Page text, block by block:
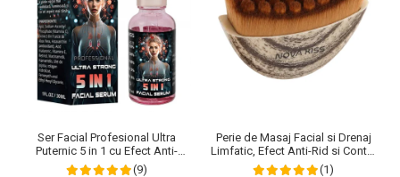
Ser Facial Profesional Ultra
Puternic 5 in 1 cu Efect Anti-
Imbatranire NOVA KISS®, 30 ml
(9)
Perie de Masaj Facial si Drenaj
Limfatic, Efect Anti-Rid si Contur
Maxilar, NOVA KISS®
(1)